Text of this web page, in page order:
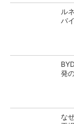
ル
バ
発
な